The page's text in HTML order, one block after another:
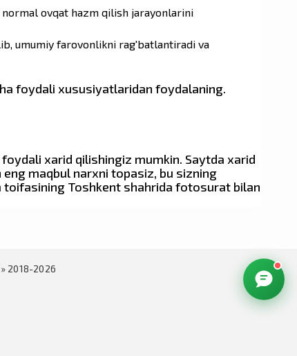
ovqat hazm qilish jarayonlarini
umumiy farovonlikni rag'batlantiradi va
foydali xususiyatlaridan foydalaning.
xarid qilishingiz mumkin. Saytda xarid
maqbul narxni topasiz, bu sizning
toifasining Toshkent shahrida fotosurat bilan
2018-2026